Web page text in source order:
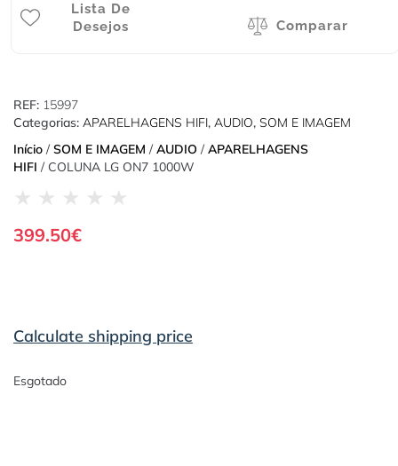
Lista De
Desejos
Comparar
REF: 15997
Categorias: APARELHAGENS HIFI, AUDIO, SOM E IMAGEM
Início / SOM E IMAGEM / AUDIO / APARELHAGENS
HIFI / COLUNA LG ON7 1000W
★ ★ ★ ★ ★
399.50€
Calculate shipping price
Esgotado